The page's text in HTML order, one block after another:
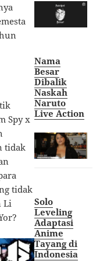
Spy x
tidak
tidak
Li
Nama
Besar
Dibalik
Naskah
Naruto
Live Action
Solo
Leveling
Adaptasi
Anime
Tayang di
Indonesia